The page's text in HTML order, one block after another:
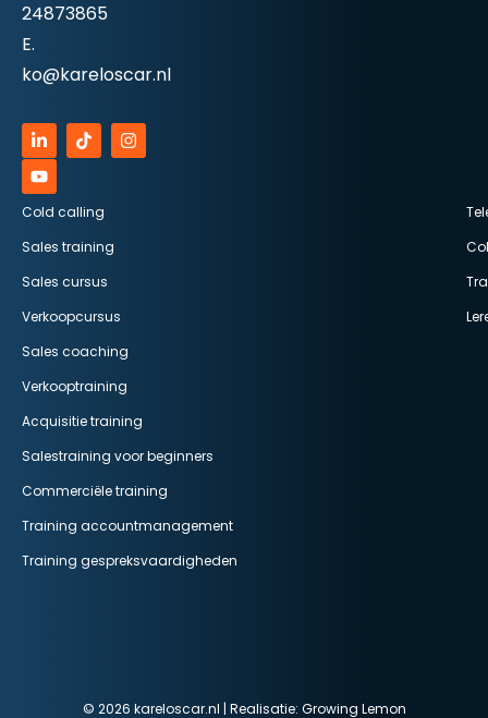
24873865
E.
ko@kareloscar.nl
Cold calling
Sales training
Sales cursus
Verkoopcursus
Sales coaching
Verkooptraining
Acquisitie training
Salestraining voor beginners
Commerciële training
Training accountmanagement
Training gespreksvaardigheden
© 2026 kareloscar.nl | Realisatie: Growing Lemon